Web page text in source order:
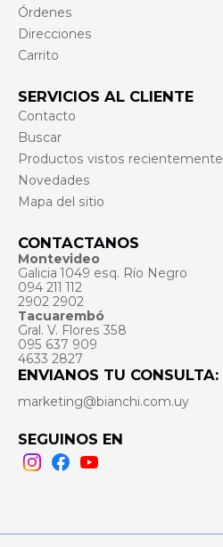
Órdenes
Direcciones
Carrito
SERVICIOS AL CLIENTE
Contacto
Buscar
Productos vistos recientemente
Novedades
Mapa del sitio
CONTACTANOS
Montevideo
Galicia 1049 esq. Río Negro
094 211 112
2902 2902
Tacuarembó
Gral. V. Flores 358
095 637 909
4633 2827
ENVIANOS TU CONSULTA:
marketing@bianchi.com.uy
SEGUINOS EN
Instagram
FacebookYoutube